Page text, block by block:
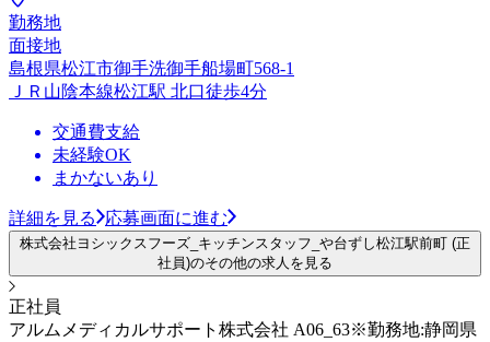
勤務地
面接地
島根県松江市御手洗御手船場町568-1
ＪＲ山陰本線松江駅 北口徒歩4分
交通費支給
未経験OK
まかないあり
詳細を見る 応募画面に進む
株式会社ヨシックスフーズ_キッチンスタッフ_や台ずし松江駅前町 (正
社員)のその他の求人を見る
正社員
アルムメディカルサポート株式会社 A06_63※勤務地:静岡県